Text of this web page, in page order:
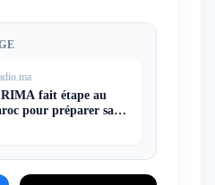
fait étape au
pour préparer sa